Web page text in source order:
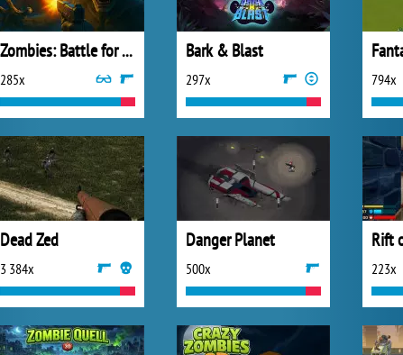
Zombies: Battle for Survival
285x
Bark & Blast
297x 794x
Dead Zed
3 384x
Danger Planet
500x 223x